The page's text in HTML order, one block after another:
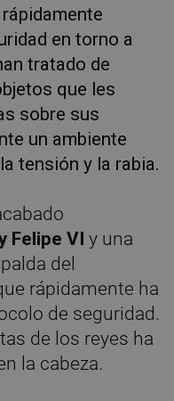
en torno a
tratado de
que les
sobre sus
un ambiente
tensión y la rabia.
Felipe VI y una
del
rápidamente ha
de seguridad.
de los reyes ha
la cabeza.